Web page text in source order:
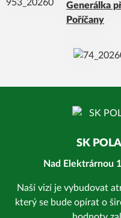
Generálka
Poříčany
SK
Nad Elektrárnou
Naší vizí je vybudovat
který se bude opírat o